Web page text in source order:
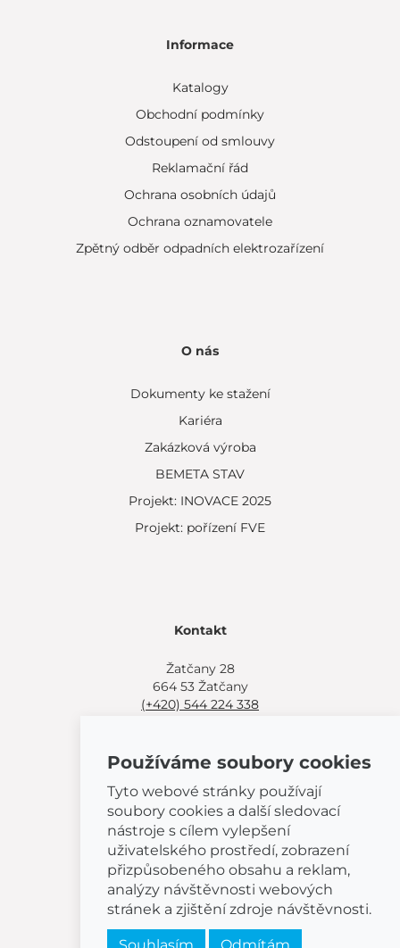
Informace
Katalogy
Obchodní podmínky
Odstoupení od smlouvy
Reklamační řád
Ochrana osobních údajů
Ochrana oznamovatele
Zpětný odběr odpadních elektrozařízení
O nás
Dokumenty ke stažení
Kariéra
Zakázková výroba
BEMETA STAV
Projekt: INOVACE 2025
Projekt: pořízení FVE
Kontakt
Žatčany 28
664 53 Žatčany
(+420) 544 224 338
Další možnosti nákupu:
Najděte si prodejce poblíž.
Nebo volejte(+420) 544 224 338.
© 2026 BEMETA
Používáme soubory cookies
Tyto webové stránky používají
soubory cookies a další sledovací
nástroje s cílem vylepšení
uživatelského prostředí, zobrazení
přizpůsobeného obsahu a reklam,
analýzy návštěvnosti webových
stránek a zjištění zdroje návštěvnosti.
Souhlasím Odmítám